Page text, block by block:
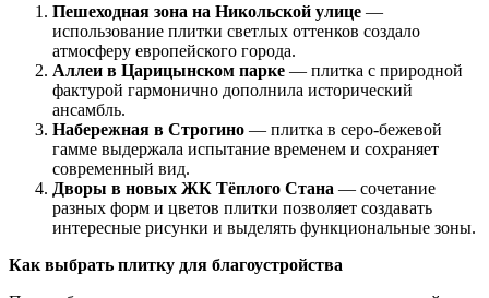
Пешеходная зона на Никольской улице —
использование плитки светлых оттенков создало
атмосферу европейского города.
Аллеи в Царицынском парке — плитка с природной
фактурой гармонично дополнила исторический
ансамбль.
Набережная в Строгино — плитка в серо-бежевой
гамме выдержала испытание временем и сохраняет
современный вид.
Дворы в новых ЖК Тёплого Стана — сочетание
разных форм и цветов плитки позволяет создавать
интересные рисунки и выделять функциональные зоны.
Как выбрать плитку для благоустройства